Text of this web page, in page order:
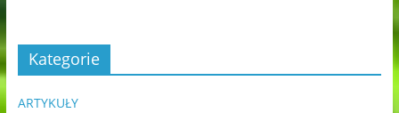
Kategorie
ARTYKUŁY